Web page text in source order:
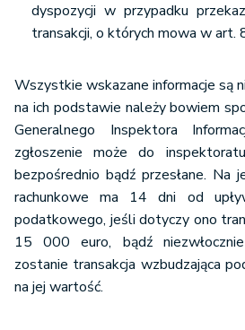
dyspozycji w przypadku
transakcji, o których mowa w art.
Wszystkie wskazane informacje są
na ich podstawie należy bowiem
Generalnego Inspektora
zgłoszenie może do
bezpośrednio bądź przesłane. Na
rachunkowe ma 14 dni od
podatkowego, jeśli dotyczy ono
15 000 euro, bądź
zostanie transakcja wzbudzająca
na jej wartość.